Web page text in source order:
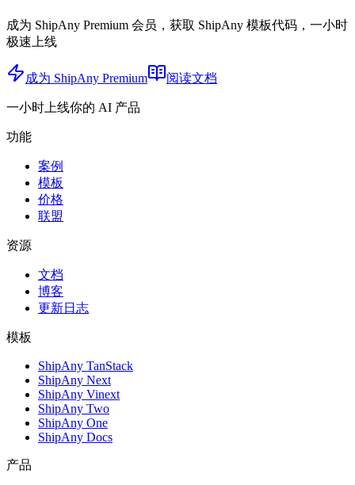
成为 ShipAny Premium 会员，获取 ShipAny 模板代码，一小时
极速上线
成为 ShipAny Premium 阅读文档
一小时上线你的 AI 产品
功能
案例
模板
价格
联盟
资源
文档
博客
更新日志
模板
ShipAny TanStack
ShipAny Next
ShipAny Vinext
ShipAny Two
ShipAny One
ShipAny Docs
产品